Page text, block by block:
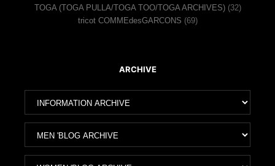
TOGA (TOGA PULLA/TOGA TOO/TOGA ARCHIVES)(32)
tricot COMMEdesGARCONS (69)
ARCHIVE
カ
ブ
カ